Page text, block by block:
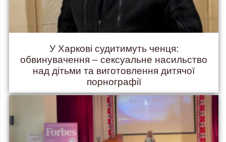
У Харкові судитимуть ченця:
обвинувачення – сексуальне насильство
над дітьми та виготовлення дитячої
порнографії